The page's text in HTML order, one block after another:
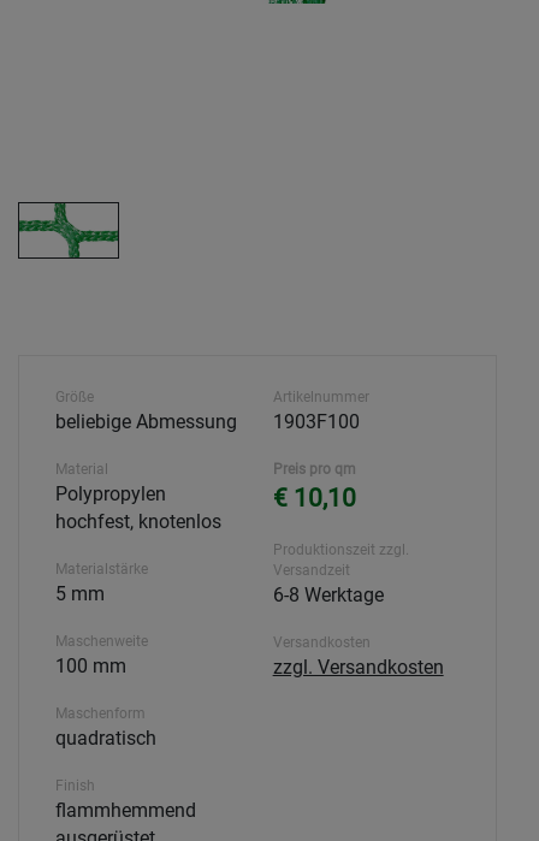
Größe
beliebige Abmessung
Material
Polypropylen
hochfest, knotenlos
Materialstärke
5 mm
Maschenweite
100 mm
Maschenform
quadratisch
Finish
flammhemmend
Artikelnummer
1903F100
Preis pro qm
€ 10,10
Produktionszeit zzgl.
Versandzeit
6-8 Werktage
Versandkosten
zzgl. Versandkosten